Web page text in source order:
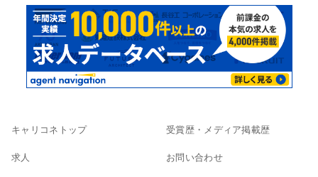
キャリコネトップ
求人
受賞歴・メディア掲載歴
お問い合わせ